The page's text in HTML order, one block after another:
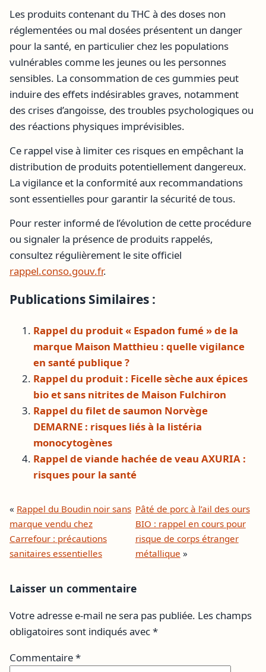
Les produits contenant du THC à des doses non
réglementées ou mal dosées présentent un danger
pour la santé, en particulier chez les populations
vulnérables comme les jeunes ou les personnes
sensibles. La consommation de ces gummies peut
induire des effets indésirables graves, notamment
des crises d’angoisse, des troubles psychologiques ou
des réactions physiques imprévisibles.
Ce rappel vise à limiter ces risques en empêchant la
distribution de produits potentiellement dangereux.
La vigilance et la conformité aux recommandations
sont essentielles pour garantir la sécurité de tous.
Pour rester informé de l’évolution de cette procédure
ou signaler la présence de produits rappelés,
consultez régulièrement le site officiel
rappel.conso.gouv.fr.
Publications Similaires :
Rappel du produit « Espadon fumé » de la
marque Maison Matthieu : quelle vigilance
en santé publique ?
Rappel du produit : Ficelle sèche aux épices
bio et sans nitrites de Maison Fulchiron
Rappel du filet de saumon Norvège
DEMARNE : risques liés à la listéria
monocytogènes
Rappel de viande hachée de veau AXURIA :
risques pour la santé
« Rappel du Boudin noir sans
marque vendu chez
Carrefour : précautions
sanitaires essentielles
Pâté de porc à l’ail des ours
BIO : rappel en cours pour
risque de corps étranger
métallique »
Laisser un commentaire
Votre adresse e-mail ne sera pas publiée. Les champs
obligatoires sont indiqués avec*
Commentaire*